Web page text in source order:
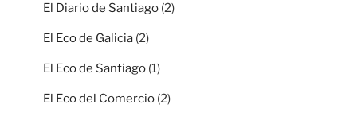
El Diario de Santiago (2)
El Eco de Galicia (2)
El Eco de Santiago (1)
El Eco del Comercio (2)